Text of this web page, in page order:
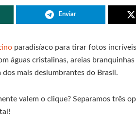
Enviar
paradisíaco para tirar fotos
águas cristalinas, areias
dos mais deslumbrantes do Brasil.
valem o clique? Separamos três